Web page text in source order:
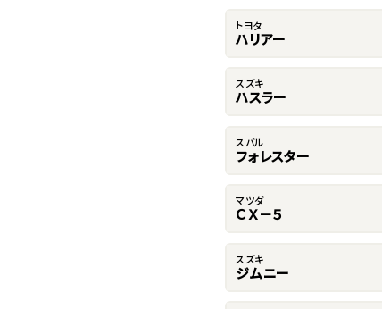
トヨタ
ハリアー
スズキ
ハスラー
スバル
フォレスター
マツダ
ＣＸ－５
スズキ
ジムニー